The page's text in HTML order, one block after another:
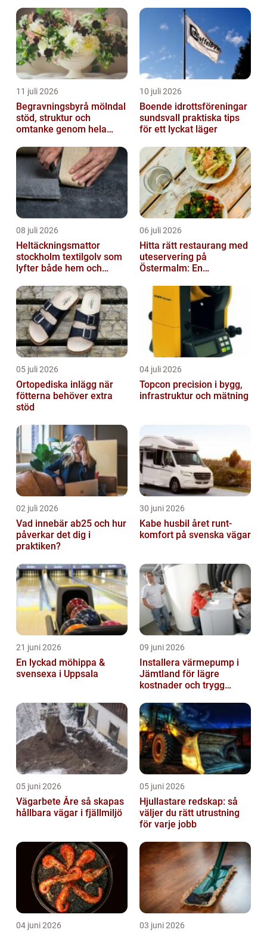
11 juli 2026
Begravningsbyrå mölndal
stöd, struktur och
omtanke genom hela
10 juli 2026
Boende idrottsföreningar
sundsvall praktiska tips
för ett lyckat läger
08 juli 2026
Heltäckningsmattor
stockholm textilgolv som
lyfter både hem och
06 juli 2026
Hitta rätt restaurang med
uteservering på
Östermalm: En
i solen
05 juli 2026
Ortopediska inlägg när
fötterna behöver extra
stöd
04 juli 2026
Topcon precision i bygg,
infrastruktur och mätning
02 juli 2026
Vad innebär ab25 och hur
påverkar det dig i
praktiken?
30 juni 2026
Kabe husbil året runt-
komfort på svenska vägar
21 juni 2026
En lyckad möhippa &
svensexa i Uppsala
09 juni 2026
Installera värmepump i
Jämtland för lägre
kostnader och trygg
05 juni 2026
Vägarbete Åre så skapas
hållbara vägar i fjällmiljö
05 juni 2026
Hjullastare redskap: så
väljer du rätt utrustning
för varje jobb
04 juni 2026 03 juni 2026